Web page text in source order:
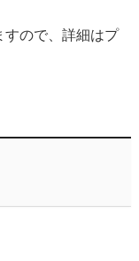
すので、詳細はプ